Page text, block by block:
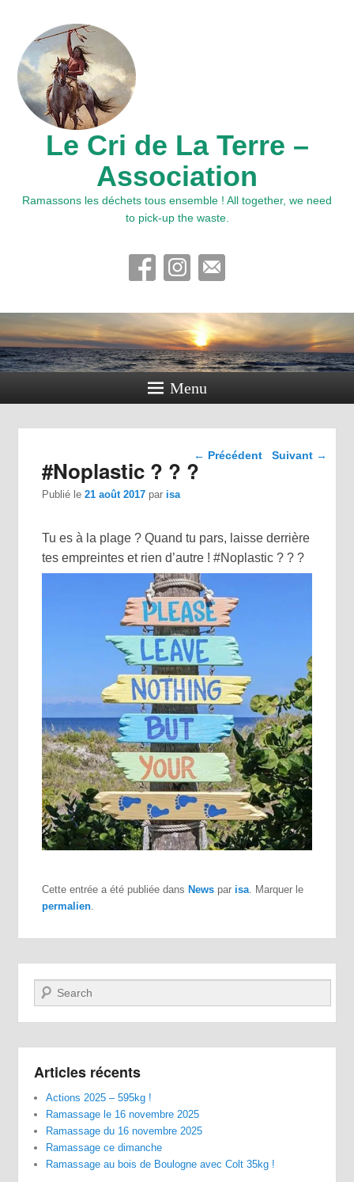
Le Cri de La Terre –
Association
Ramassons les déchets tous ensemble ! All together, we need
to pick-up the waste.
Menu
Navigation dans les
← Précédent Suivant →
#Noplastic ? ? ?
Publié le21 août 2017 par isa
Tu es à la plage ? Quand tu pars, laisse derrière
tes empreintes et rien d’autre ! #Noplastic ? ? ?
Cette entrée a été publiée dans News par isa. Marquer le
permalien.
Recherche
Articles récents
Actions 2025 – 595kg !
Ramassage le 16 novembre 2025
Ramassage du 16 novembre 2025
Ramassage ce dimanche
Ramassage au bois de Boulogne avec Colt 35kg !